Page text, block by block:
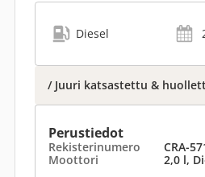
Diesel
/ Juuri katsastettu &
Perustiedot
Rekisterinumero CRA-
Moottori
2,0 l,